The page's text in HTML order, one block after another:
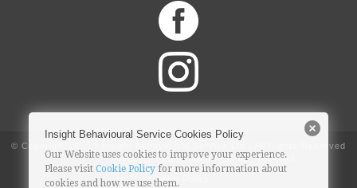
© Copyright
2026 | Insight Behavioural Service Ltd | All Rights Reserved
Company Registration Number: 7068363
Cookie Policy
Insight Behavioural Service Cookies Policy
Our Website uses cookies to improve your experience.
Please visit Cookie Policy for more information about
cookies and how we use them.